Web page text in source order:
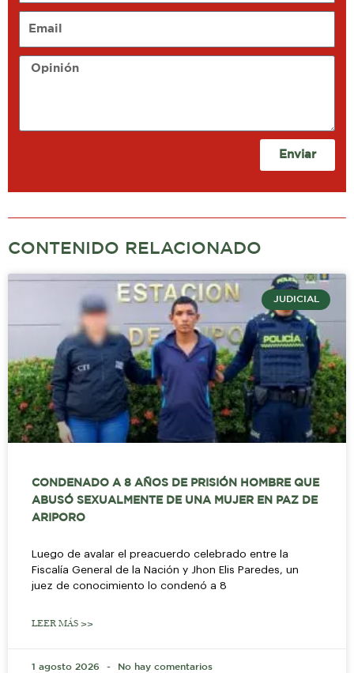
Opinión
Enviar
CONTENIDO RELACIONADO
JUDICIAL
CONDENADO A 8 AÑOS DE PRISIÓN HOMBRE QUE
ABUSÓ SEXUALMENTE DE UNA MUJER EN PAZ DE
ARIPORO
Luego de avalar el preacuerdo celebrado entre la
Fiscalía General de la Nación y Jhon Elis Paredes, un
juez de conocimiento lo condenó a 8
LEER MÁS >>
1 agosto 2026 No hay comentarios